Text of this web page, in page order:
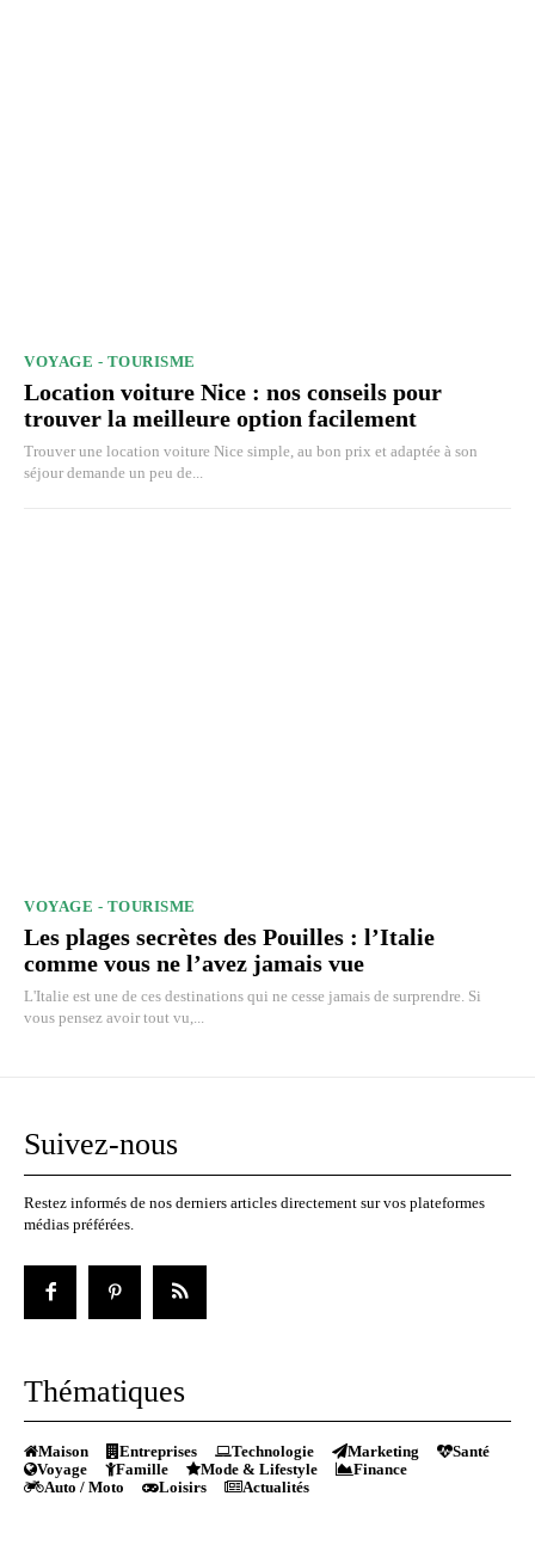
VOYAGE - TOURISME
Location voiture Nice : nos conseils pour
trouver la meilleure option facilement
Trouver une location voiture Nice simple, au bon prix et adaptée à son
séjour demande un peu de...
VOYAGE - TOURISME
Les plages secrètes des Pouilles : l’Italie
comme vous ne l’avez jamais vue
L'Italie est une de ces destinations qui ne cesse jamais de surprendre. Si
vous pensez avoir tout vu,...
Suivez-nous
Restez informés de nos derniers articles directement sur vos plateformes
médias préférées.
Thématiques
Maison Entreprises Technologie Marketing
Santé
Voyage
Famille Mode & Lifestyle
Finance
Auto / Moto
Loisirs Actualités